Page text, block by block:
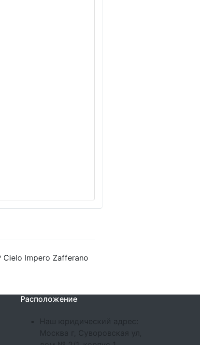
Cielo Impero Zafferano
Расположение
Наш юридический адрес:
Москва г, Суворовская ул,